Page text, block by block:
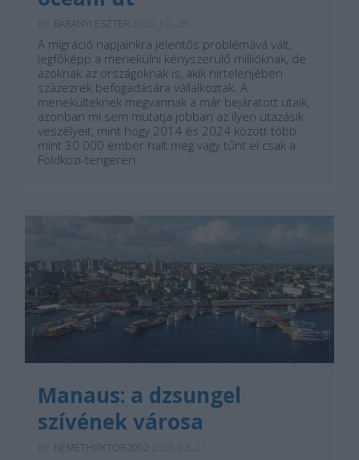
BARANYI ESZTER
A migráció napjainkra jelentős problémává vált,
legfőképp a menekülni kényszerülő millióknak, de
azoknak az országoknak is, akik hirtelenjében
százezrek befogadására vállalkoztak. A
menekülteknek megvannak a már bejáratott utaik,
azonban mi sem mutatja jobban az ilyen utazásik
veszélyeit, mint hogy 2014 és 2024 között több
mint 30 000 ember halt meg vagy tűnt el csak a
Földközi-tengeren
Manaus: a dzsungel
szívének városa
NEMETHVIKTOR2002